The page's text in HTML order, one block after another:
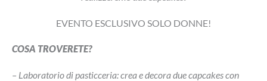
EVENTO ESCLUSIVO SOLO DONNE!
COSA TROVERETE?
– Laboratorio di pasticceria: crea e decora due capcakes con